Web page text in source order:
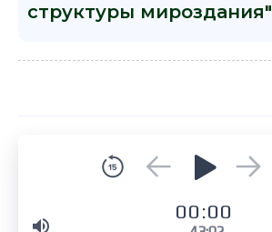
структуры мироздания"
00:00